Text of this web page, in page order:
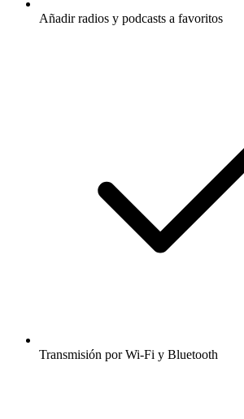
Añadir radios y podcasts a favoritos
Transmisión por Wi-Fi y Bluetooth